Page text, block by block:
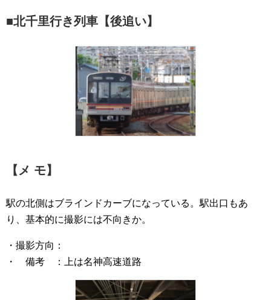
■北千里行き列車【後追い】
【メ モ】
駅の北側はブラインドカーブになっている。駅出口もあ
り、基本的に撮影には不向きか。
・撮影方向：
・ 備考 ：上は名神高速道路